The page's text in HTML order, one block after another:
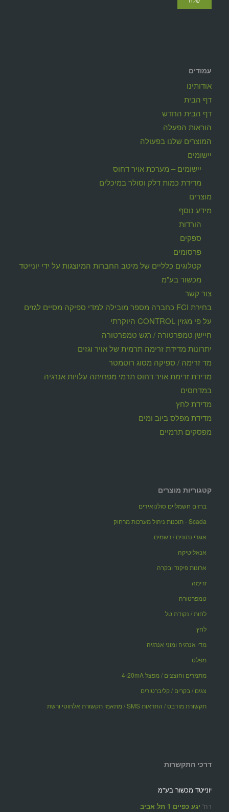
עמודים
אודותינו
דף הבית
דף הבית החדש
הוראות הפעלה
המוצרים שלנו בפעולה
יישומים
יישומים – מערכת אויר דחוס
מדידת כמות דלק וסולר במיכלים
מוצרים
מידע נוסף
הורדות
ספקים
פרסומים
קטלוגים כלליים של מיטב החברות המיוצגות על ידי יונייטד
מכשור בע"מ
צור קשר
בחירת FCI כחברה מספר מובילה למדי ספיקה מסיים לגזים
על פי מגזין CONTROL היוקרתי
חיישן טמפרטורה / רגש טמפרטורה
יתרונות מדידת זרימה תרמית של אויר וגזים
מד זרימה / ספיקה מסוג רוטמטר
מדידת זרימת אויר דחוס תרמי מפחיתה עלויות אנרגיה
במדחסים
מדידת לחץ
מדידת מפלס ביוב ומים
מפסקים תרמיים
קטגוריות מוצרים
ברזים חשמליים סולנואידים
Scada - תוכנות ניהול מערכות מרחוק
אוגרי נתונים / רשמים
אנאליטיקה
ארונות פיקוד ובקרה
זרימה
טמפרטורה
לחות / נקודת טל
לחץ
מדי אנרגיה ומוני אנרגיה
מפלס
מתמרים וחוצצים / מפצל 4-20mA
צגים / בקרים / קליברטורים
תקשורת מודבס / התראות SMS / מתאמי תקשורת אלחוטי ורשת
דרכי התקשרות
יונייטד מכשור בע"מ
רח' יגע כפיים 1 תל אביב